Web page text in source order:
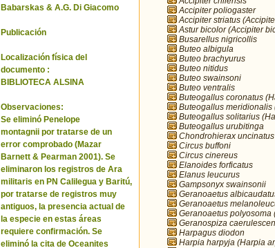
Babarskas & A.G. Di Giacomo
Publicación
Localización física del
documento :
BIBLIOTECA ALSINA
Observaciones:
Se eliminó Penelope
montagnii por tratarse de un
error comprobado (Mazar
Barnett & Pearman 2001). Se
eliminaron los registros de Ara
militaris en PN Calilegua y Baritú,
por tratarse de registros muy
antiguos, la presencia actual de
la especie en estas áreas
requiere confirmación. Se
eliminó la cita de Oceanites
Accipiter poliogaster
Accipiter striatus
Astur bicolor (Accipiter
Busarellus nigricollis
Buteo albigula
Buteo brachyurus
Buteo nitidus
Buteo swainsoni
Buteo ventralis
Buteogallus coronatus
Buteogallus
Buteogallus solitarius
Buteogallus urubitinga
Chondrohierax uncinatus
Circus buffoni
Circus cinereus
Elanoides forficatus
Elanus leucurus
Gampsonyx swainsonii
Geranoaetus
Geranoaetus
Geranoaetus polyosoma
Geranospiza
Harpagus diodon
Harpia harpyja (Harpia